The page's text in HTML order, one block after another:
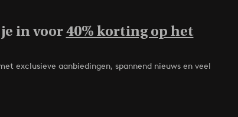
in voor40% korting op het
exclusieve aanbiedingen, spannend nieuws en veel